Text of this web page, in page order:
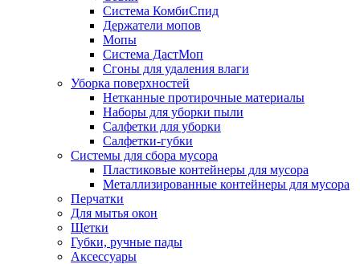
Система КомбиСпид
Держатели мопов
Мопы
Система ДастМоп
Сгоны для удаления влаги
Уборка поверхностей
Нетканные протирочные материалы
Наборы для уборки пыли
Салфетки для уборки
Салфетки-губки
Системы для сбора мусора
Пластиковые контейнеры для мусора
Металлизированные контейнеры для мусора
Перчатки
Для мытья окон
Щетки
Губки, ручные пады
Аксессуары